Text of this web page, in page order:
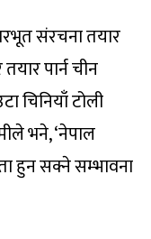
संरचना तयार
पार्न चीन
चिनियाँ टोली
भने, ‘नेपाल
हुन सक्ने सम्भावना